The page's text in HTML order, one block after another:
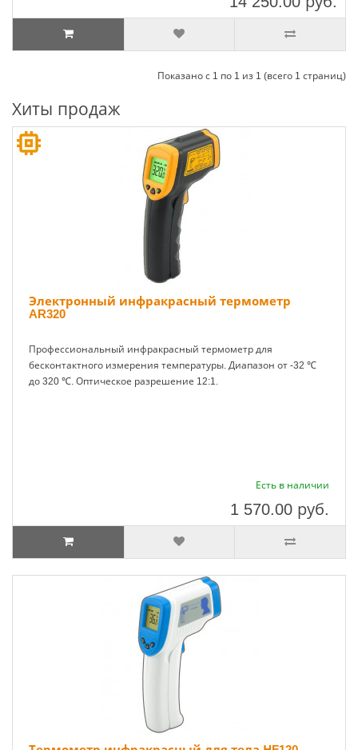
Показано с 1 по 1 из 1 (всего 1 страниц)
Хиты продаж
Электронный инфракрасный термометр
AR320
Профессиональный инфракрасный термометр для
бесконтактного измерения температуры. Диапазон от -32 ℃
до 320 ℃. Оптическое разрешение 12:1.
Есть в наличии
1 570.00 руб.